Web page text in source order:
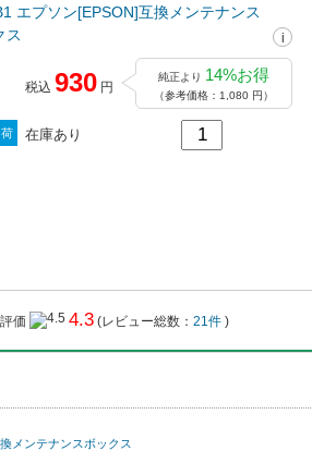
エプソン[EPSON]互換メンテナンス
ス
税込 930 円
純正より 14%お得
（参考価格：1,080 円）
在庫あり
価 4.3 (レビュー総数： 21件 )
メンテナンスボックス